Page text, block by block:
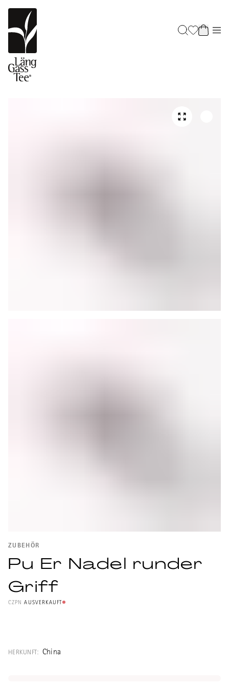
ZUBEHÖR
Pu Er Nadel runder
Griff
CZPN AUSVERKAUFT
HERKUNFT: China